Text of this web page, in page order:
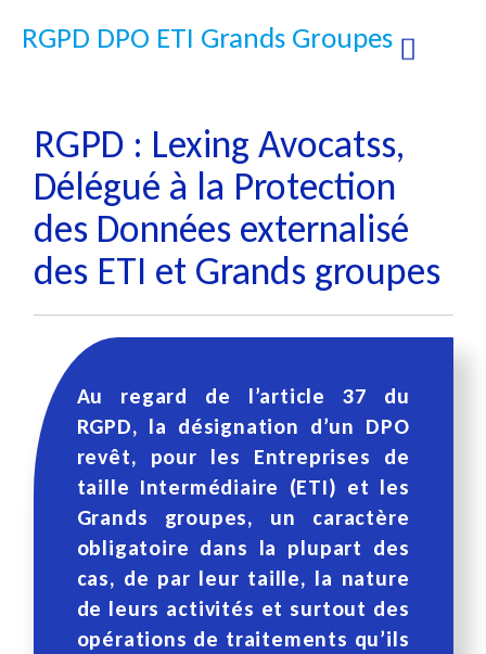
RGPD DPO ETI Grands Groupes
RGPD : Lexing Avocatss,
Délégué à la Protection
des Données externalisé
des ETI et Grands groupes
Au regard de l’article 37 du
RGPD, la désignation d’un DPO
revêt, pour les Entreprises de
taille Intermédiaire (ETI) et les
Grands groupes, un caractère
obligatoire dans la plupart des
cas, de par leur taille, la nature
de leurs activités et surtout des
opérations de traitements qu’ils